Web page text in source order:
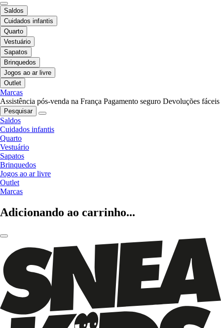
Saldos
Cuidados infantis
Quarto
Vestuário
Sapatos
Brinquedos
Jogos ao ar livre
Outlet
Marcas
Assistência pós-venda na França Pagamento seguro Devoluções fáceis
Pesquisar
Saldos
Cuidados infantis
Quarto
Vestuário
Sapatos
Brinquedos
Jogos ao ar livre
Outlet
Marcas
Adicionando ao carrinho...